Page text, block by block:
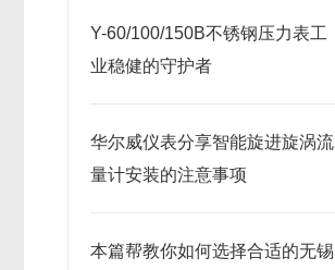
Y-60/100/150B不锈钢压力表工
业稳健的守护者
华尔威仪表分享智能旋进旋涡流
量计安装的注意事项
本篇帮教你如何选择合适的无锡